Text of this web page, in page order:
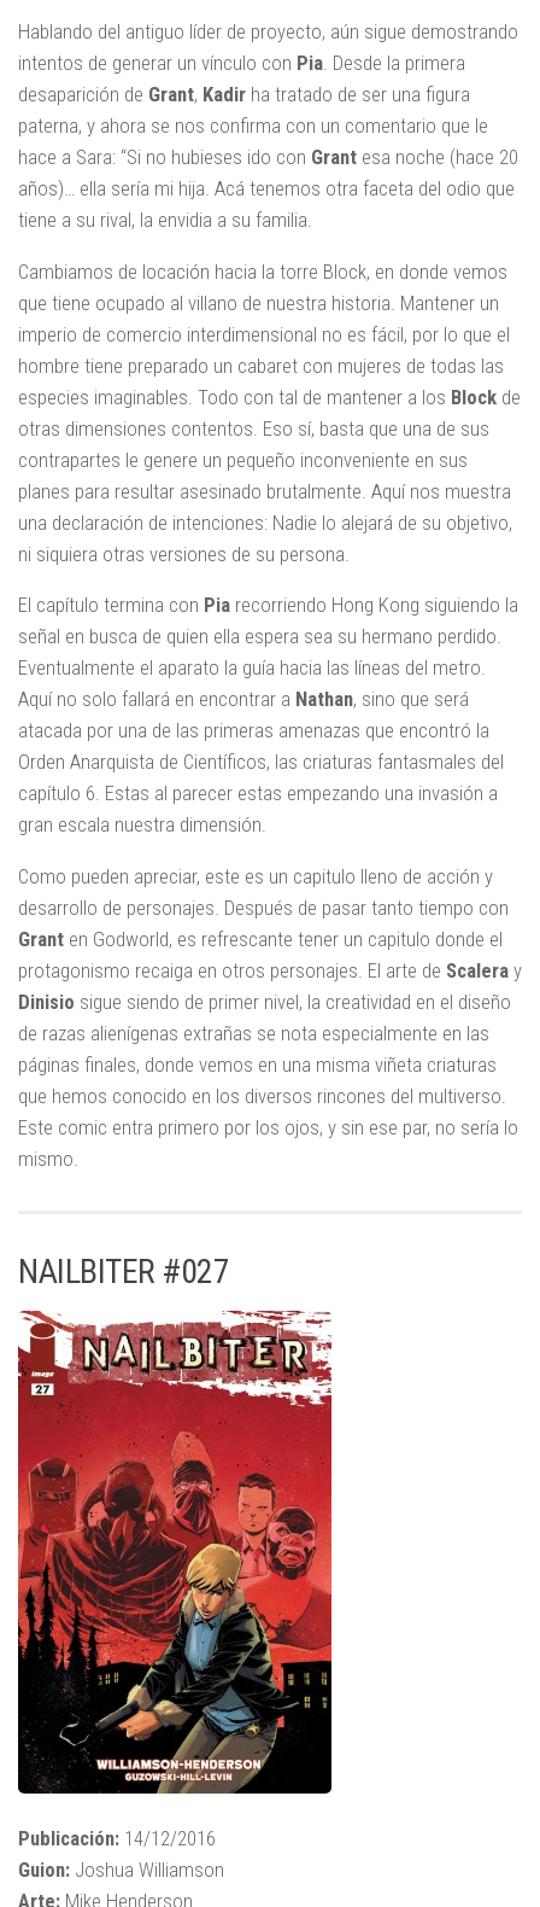
Hablando del antiguo líder de proyecto, aún sigue demostrando
intentos de generar un vínculo con Pia . Desde la primera
desaparición de Grant, Kadir ha tratado de ser una figura
paterna, y ahora se nos confirma con un comentario que le
hace a Sara: “Si no hubieses ido con Grant esa noche (hace 20
años)… ella sería mi hija. Acá tenemos otra faceta del odio que
tiene a su rival, la envidia a su familia.
Cambiamos de locación hacia la torre Block, en donde vemos
que tiene ocupado al villano de nuestra historia. Mantener un
imperio de comercio interdimensional no es fácil, por lo que el
hombre tiene preparado un cabaret con mujeres de todas las
especies imaginables. Todo con tal de mantener a los Block de
otras dimensiones contentos. Eso sí, basta que una de sus
contrapartes le genere un pequeño inconveniente en sus
planes para resultar asesinado brutalmente. Aquí nos muestra
una declaración de intenciones: Nadie lo alejará de su objetivo,
ni siquiera otras versiones de su persona.
El capítulo termina con Pia recorriendo Hong Kong siguiendo la
señal en busca de quien ella espera sea su hermano perdido.
Eventualmente el aparato la guía hacia las líneas del metro.
Aquí no solo fallará en encontrar a Nathan, sino que será
atacada por una de las primeras amenazas que encontró la
Orden Anarquista de Científicos, las criaturas fantasmales del
capítulo 6. Estas al parecer estas empezando una invasión a
gran escala nuestra dimensión.
Como pueden apreciar, este es un capitulo lleno de acción y
desarrollo de personajes. Después de pasar tanto tiempo con
Grant en Godworld, es refrescante tener un capitulo donde el
protagonismo recaiga en otros personajes. El arte de Scalera y
Dinisio sigue siendo de primer nivel, la creatividad en el diseño
de razas alienígenas extrañas se nota especialmente en las
páginas finales, donde vemos en una misma viñeta criaturas
que hemos conocido en los diversos rincones del multiverso.
Este comic entra primero por los ojos, y sin ese par, no sería lo
mismo.
NAILBITER #027
Publicación: 14/12/2016
Guion: Joshua Williamson
Arte: Mike Henderson